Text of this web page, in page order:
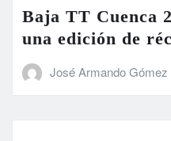
Baja TT Cuenca
una edición de
José Armando Gómez